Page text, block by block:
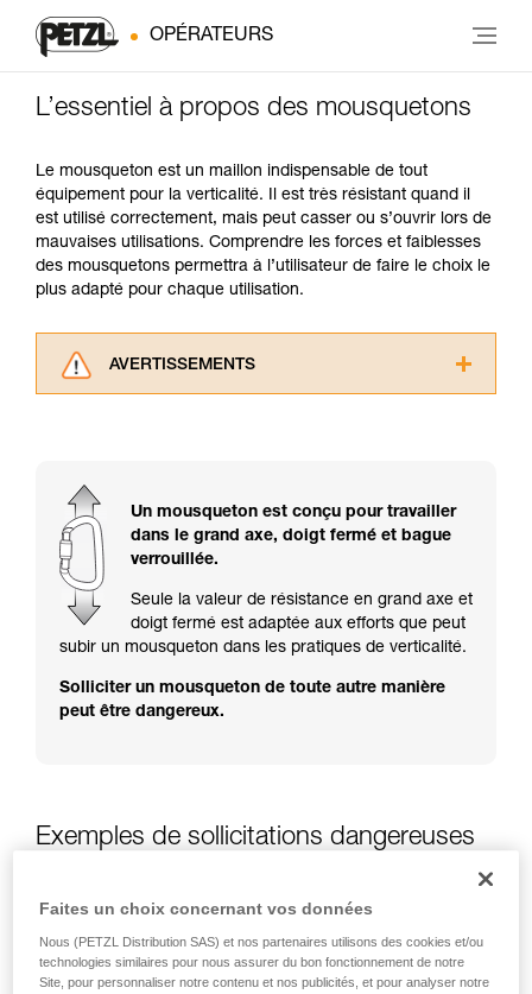
OPÉRATEURS
L’essentiel à propos des mousquetons
Le mousqueton est un maillon indispensable de tout
équipement pour la verticalité. Il est très résistant quand il
est utilisé correctement, mais peut casser ou s’ouvrir lors de
mauvaises utilisations. Comprendre les forces et faiblesses
des mousquetons permettra à l’utilisateur de faire le choix le
plus adapté pour chaque utilisation.
AVERTISSEMENTS
pouvoir comprendre ce complément
d’informations.
Maîtriser ces techniques nécessite une
avec un professionnel votre capacité à refaire
la manipulation, seul, en toute sécurité, avant
de la reproduire en autonomie.
liées à votre activité. Il peut en exister d’autres
que nous ne décrivons pas ici.
Un mousqueton est conçu pour travailler
dans le grand axe, doigt fermé et bague
verrouillée.
Seule la valeur de résistance en grand axe et
doigt fermé est adaptée aux efforts que peut
subir un mousqueton dans les pratiques de verticalité.
Solliciter un mousqueton de toute autre manière
peut être dangereux.
Exemples de sollicitations dangereuses
Faites un choix concernant vos données
Nous (PETZL Distribution SAS) et nos partenaires utilisons des cookies et/ou
technologies similaires pour nous assurer du bon fonctionnement de notre
Site, pour personnaliser notre contenu et nos publicités, et pour analyser notre